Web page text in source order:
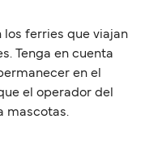
los ferries que viajan
Tenga en cuenta
en el
el operador del
mascotas.